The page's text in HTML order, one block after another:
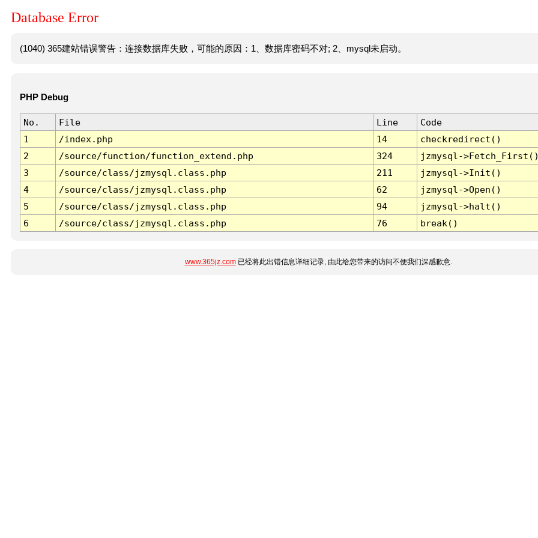
Database Error
(1040) 365建站错误警告：连接数据库失败，可能的原因：1、数据库密码不对; 2、mysql未启动。
PHP Debug
No. File Line
Code
1
/index.php 14
checkredirect()
2
/source/function/function_extend.php 324
jzmysql-
3
/source/class/jzmysql.class.php 211
jzmysql->Init()
4
/source/class/jzmysql.class.php 62
jzmysql->Open()
5
/source/class/jzmysql.class.php 94
jzmysql->halt()
6
/source/class/jzmysql.class.php 76 break()
www.365jz.com已经将此出错信息详细记录, 由此给您带来的访问不便我们深感歉意.